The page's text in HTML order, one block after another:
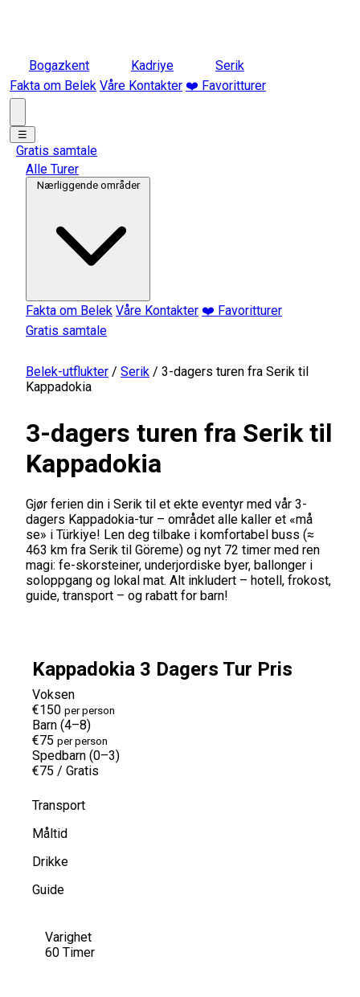
Bogazkent Kadriye
Serik
Fakta om Belek Våre Kontakter ❤️ Favoritturer
☰
Gratis samtale
Alle Turer
Nærliggende områder
Fakta om Belek Våre Kontakter ❤️ Favoritturer
Gratis samtale
Belek-utflukter / Serik / 3-dagers turen fra Serik til
Kappadokia
3-dagers turen fra Serik til
Kappadokia
Gjør ferien din i Serik til et ekte eventyr med vår 3-
dagers Kappadokia-tur – området alle kaller et «må
se» i Türkiye! Len deg tilbake i komfortabel buss (≈
463 km fra Serik til Göreme) og nyt 72 timer med ren
magi: fe-skorsteiner, underjordiske byer, ballonger i
soloppgang og lokal mat. Alt inkludert – hotell, frokost,
guide, transport – og rabatt for barn!
Kappadokia 3 Dagers Tur Pris
Voksen
€150 per person
Barn (4–8)
€75 per person
Spedbarn (0–3)
€75 / Gratis
Transport
Måltid
Drikke
Guide
Varighet
60 Timer